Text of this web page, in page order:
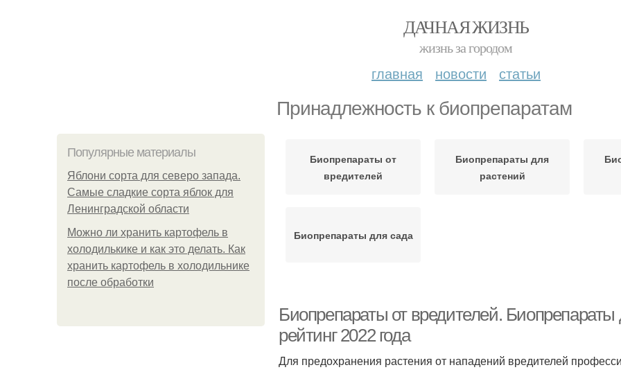
ДАЧНАЯ ЖИЗНЬ
жизнь за городом
главная новости статьи
Принадлежность к биопрепаратам
Популярные материалы
Яблони сорта для северо запада.
Самые сладкие сорта яблок для
Ленинградской области
Можно ли хранить картофель в
холодилькике и как это делать. Как
хранить картофель в холодильнике
после обработки
Биопрепараты от
вредителей
Биопрепараты для
растений
Биопрепараты для сада
Биопрепараты от вредителей. Биопрепараты
рейтинг 2022 года
Для предохранения растения от нападений вредителей